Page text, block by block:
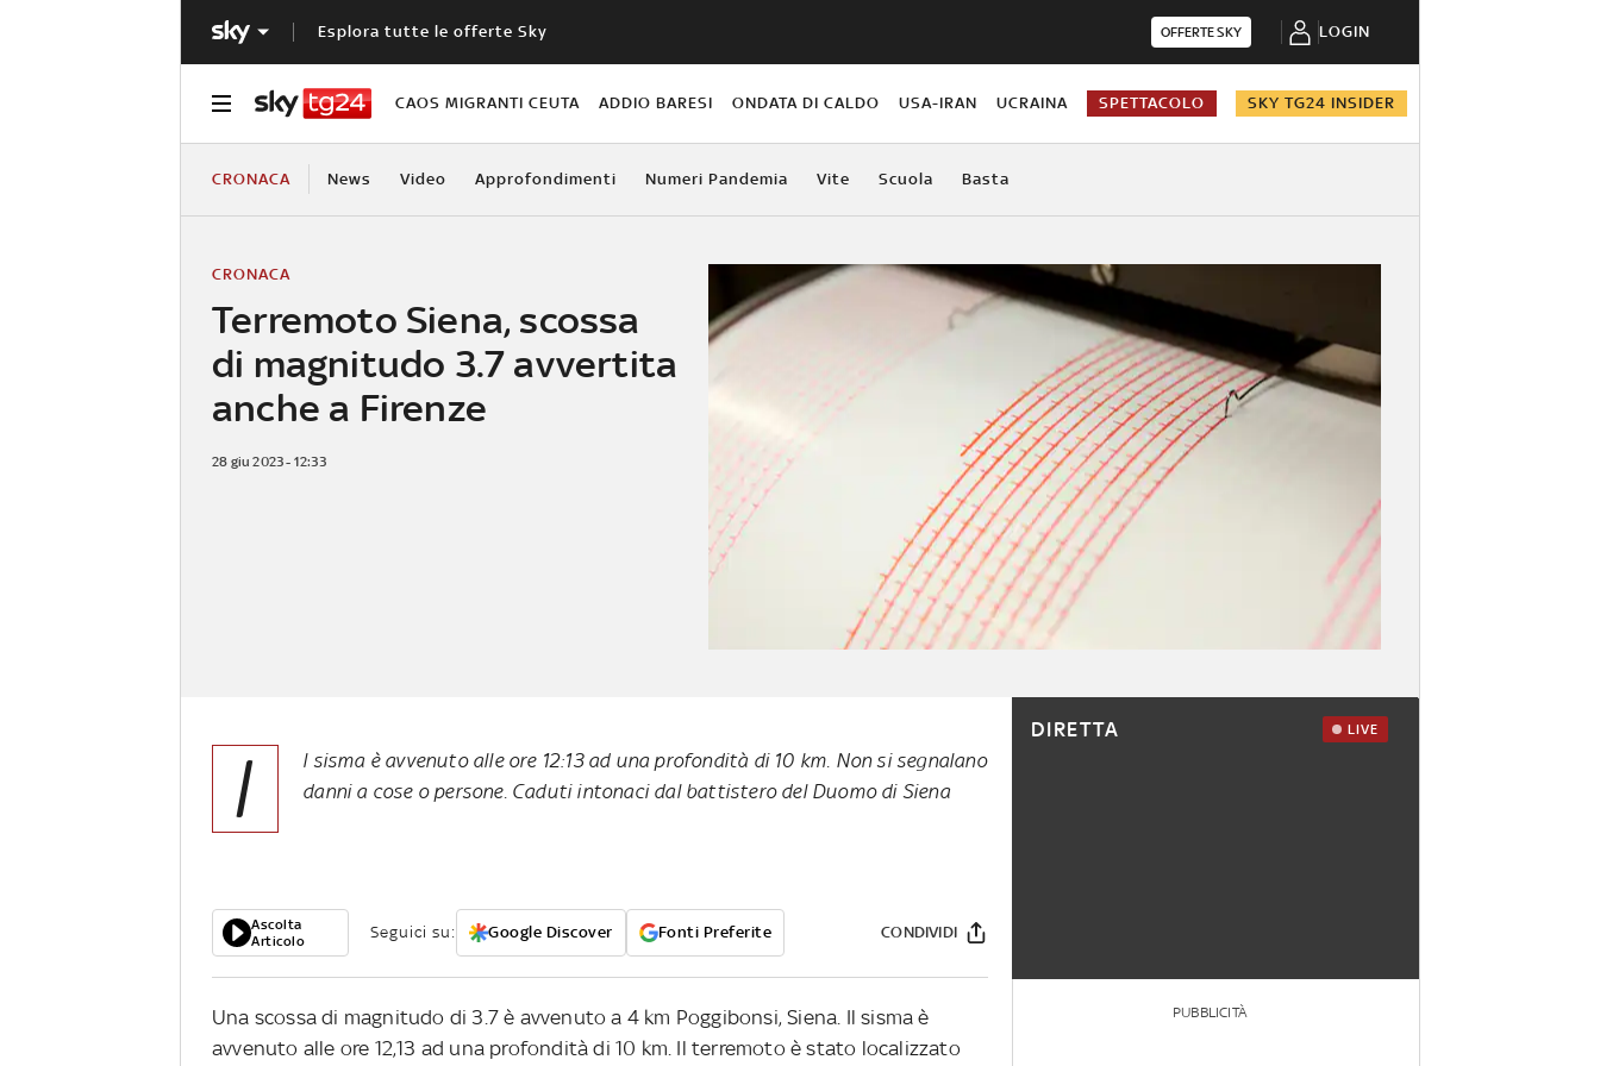
Esplora tutte le offerte Sky OFFERTE SKY LOGIN
CAOS MIGRANTI CEUTA ADDIO BARESI ONDATA DI CALDO USA-IRAN UCRAINA SPETTACOLO SKY TG24 INSIDER
CRONACA News Video Approfondimenti Numeri Pandemia Vite Scuola Basta
Terremoto Siena, scossa
di magnitudo 3.7 avvertita
anche a Firenze
CRONACA
28 giu 2023 - 12:33
I
l sisma è avvenuto alle ore 12:13 ad una profondità di 10 km. Non si segnalano
danni a cose o persone. Caduti intonaci dal battistero del Duomo di Siena
Ascolta
Articolo
Seguici su: Google Discover Fonti Preferite CONDIVIDI
Una scossa di magnitudo di 3.7 è avvenuto a 4 km Poggibonsi, Siena. Il sisma è
avvenuto alle ore 12,13 ad una profondità di 10 km. Il terremoto è stato localizzato
DIRETTA LIVE
PUBBLICITÀ